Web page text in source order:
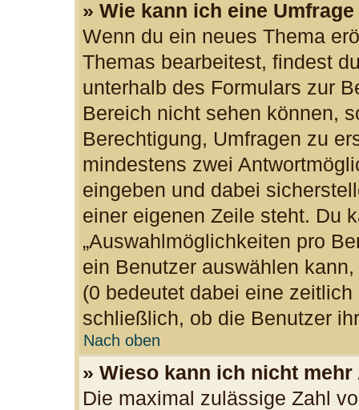
» Wie kann ich eine
Wenn du ein neues Thema
Themas bearbeitest, findest
unterhalb des Formulars zur
Bereich nicht sehen können,
Berechtigung, Umfragen zu
mindestens zwei
eingeben und dabei
einer eigenen Zeile steht. Du
„Auswahlmöglichkeiten pro
ein Benutzer auswählen
(0 bedeutet dabei eine
schließlich, ob die Benutzer
Nach oben
» Wieso kann ich nicht
Die maximal zulässige Zahl